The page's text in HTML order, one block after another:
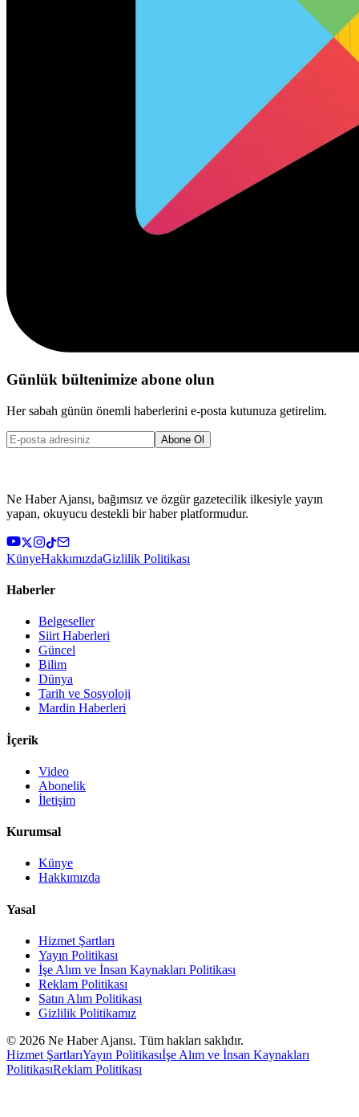
Günlük bültenimize abone olun
Her sabah günün önemli haberlerini e-posta kutunuza getirelim.
Abone Ol
Ne Haber Ajansı, bağımsız ve özgür gazetecilik ilkesiyle yayın
yapan, okuyucu destekli bir haber platformudur.
KünyeHakkımızdaGizlilik Politikası
Haberler
Belgeseller
Siirt Haberleri
Güncel
Bilim
Dünya
Tarih ve Sosyoloji
Mardin Haberleri
İçerik
Video
Abonelik
İletişim
Kurumsal
Künye
Hakkımızda
Yasal
Hizmet Şartları
Yayın Politikası
İşe Alım ve İnsan Kaynakları Politikası
Reklam Politikası
Satın Alım Politikası
Gizlilik Politikamız
© 2026 Ne Haber Ajansı. Tüm hakları saklıdır.
Hizmet ŞartlarıYayın Politikasıİşe Alım ve İnsan Kaynakları
PolitikasıReklam Politikası